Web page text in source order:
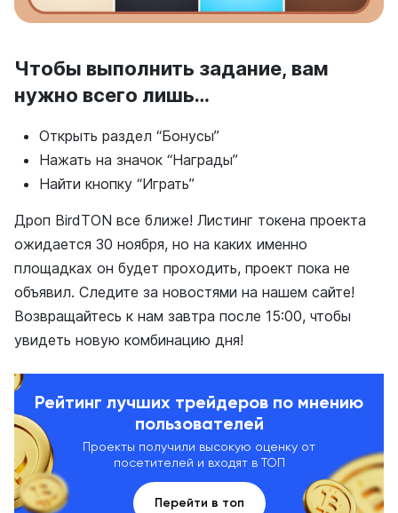
Чтобы выполнить задание, вам
нужно всего лишь…
Открыть раздел “Бонусы”
Нажать на значок “Награды”
Найти кнопку “Играть”
Дроп BirdTON все ближе! Листинг токена проекта
ожидается 30 ноября, но на каких именно
площадках он будет проходить, проект пока не
объявил. Следите за новостями на нашем сайте!
Возвращайтесь к нам завтра после 15:00, чтобы
увидеть новую комбинацию дня!
Рейтинг лучших трейдеров по мнению
пользователей
Проекты получили высокую оценку от
посетителей и входят в ТОП
Перейти в топ